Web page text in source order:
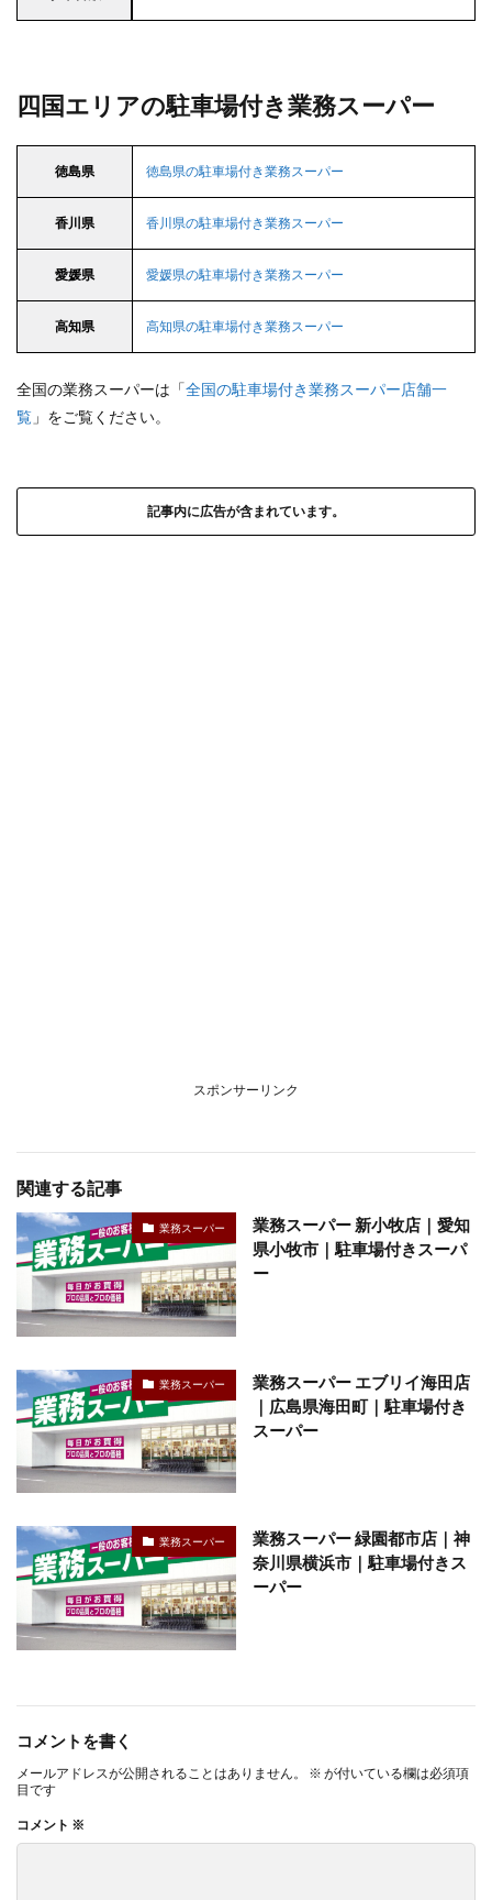
四国エリアの駐車場付き業務スーパー
徳島県 徳島県の駐車場付き業務スーパー
香川県 香川県の駐車場付き業務スーパー
愛媛県 愛媛県の駐車場付き業務スーパー
高知県 高知県の駐車場付き業務スーパー
全国の業務スーパーは「全国の駐車場付き業務スーパー店舗一
覧 」をご覧ください。
記事内に広告が含まれています。
スポンサーリンク
関連する記事
業務スーパー
業務スーパー 新小牧店｜愛知
県小牧市｜駐車場付きスーパ
ー
業務スーパー
業務スーパー エブリイ海田店
｜広島県海田町｜駐車場付き
スーパー
業務スーパー
業務スーパー 緑園都市店｜神
奈川県横浜市｜駐車場付きス
ーパー
コメントを書く
メールアドレスが公開されることはありません。 ※ が付いている欄は必須項
目です
コメント ※